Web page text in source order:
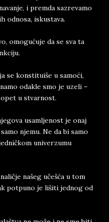
i premda sazrevamo
odnosa, iskustava.
omogućuje da se sva ta
se konstituiše u samoći,
odakle smo je uzeli –
u stvarnost.
usamljenost je onaj
njemu. Ne da bi samo
univerzumu
našeg učešća u tom
potpuno je lišiti jednog od